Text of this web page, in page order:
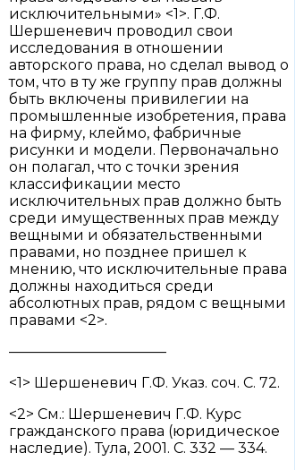
исключительными» <1>. Г.Ф.
Шершеневич проводил свои
исследования в отношении
авторского права, но сделал вывод о
том, что в ту же группу прав должны
быть включены привилегии на
промышленные изобретения, права
на фирму, клеймо, фабричные
рисунки и модели. Первоначально
он полагал, что с точки зрения
классификации место
исключительных прав должно быть
среди имущественных прав между
вещными и обязательственными
правами, но позднее пришел к
мнению, что исключительные права
должны находиться среди
абсолютных прав, рядом с вещными
правами <2>.
———————————
<1> Шершеневич Г.Ф. Указ. соч. С. 72.
<2> См.: Шершеневич Г.Ф. Курс
гражданского права (юридическое
наследие). Тула, 2001. С. 332 — 334.